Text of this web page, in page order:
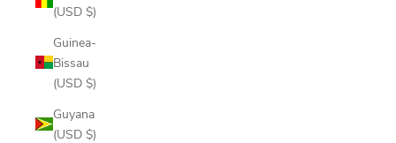
(USD $)
Guinea-
Bissau
(USD $)
Guyana
(USD $)